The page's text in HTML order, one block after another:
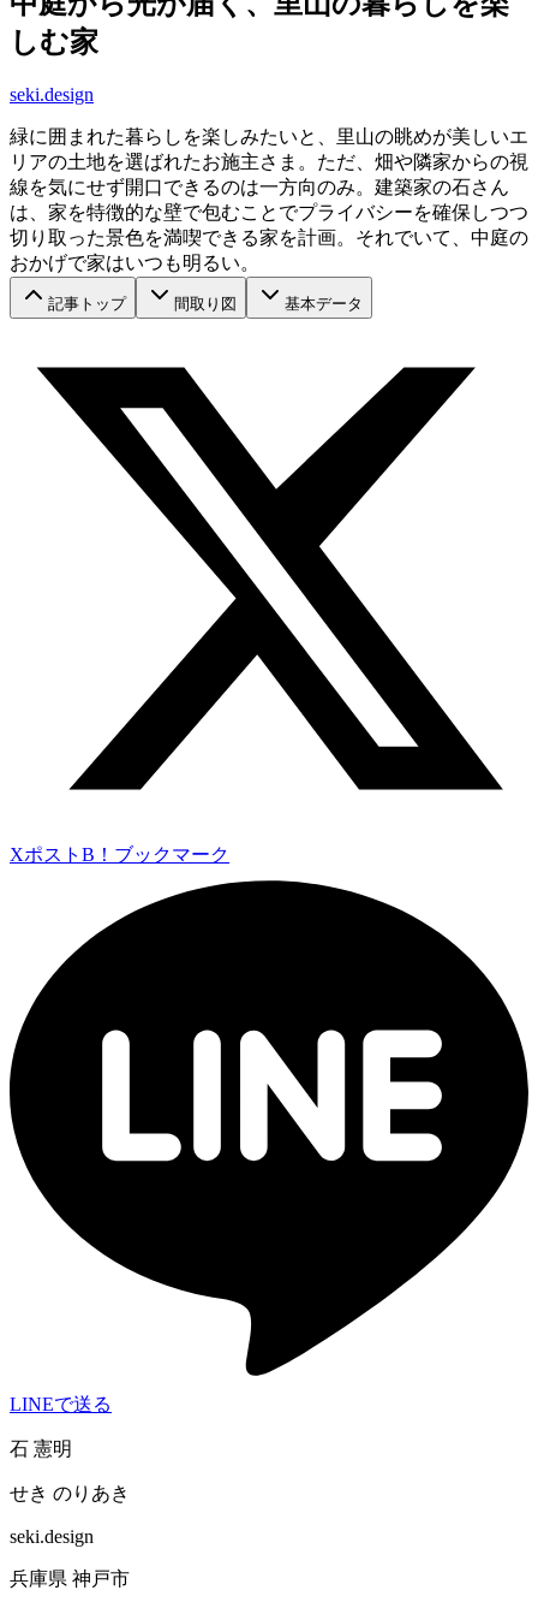
しむ家
seki.design
緑に囲まれた暮らしを楽しみたいと、里山の眺めが美しいエ
リアの土地を選ばれたお施主さま。ただ、畑や隣家からの視
線を気にせず開口できるのは一方向のみ。建築家の石さん
は、家を特徴的な壁で包むことでプライバシーを確保しつつ
切り取った景色を満喫できる家を計画。それでいて、中庭の
おかげで家はいつも明るい。
記事トップ 間取り図 基本データ
Xポスト B！ブックマーク
LINEで送る
石 憲明
せき のりあき
seki.design
兵庫県 神戸市